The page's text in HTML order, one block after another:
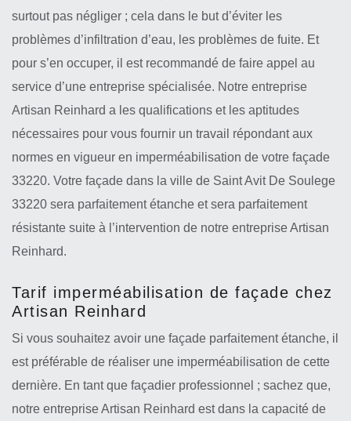
surtout pas négliger ; cela dans le but d’éviter les
problèmes d’infiltration d’eau, les problèmes de fuite. Et
pour s’en occuper, il est recommandé de faire appel au
service d’une entreprise spécialisée. Notre entreprise
Artisan Reinhard a les qualifications et les aptitudes
nécessaires pour vous fournir un travail répondant aux
normes en vigueur en imperméabilisation de votre façade
33220. Votre façade dans la ville de Saint Avit De Soulege
33220 sera parfaitement étanche et sera parfaitement
résistante suite à l’intervention de notre entreprise Artisan
Reinhard.
Tarif imperméabilisation de façade chez
Artisan Reinhard
Si vous souhaitez avoir une façade parfaitement étanche, il
est préférable de réaliser une imperméabilisation de cette
dernière. En tant que façadier professionnel ; sachez que,
notre entreprise Artisan Reinhard est dans la capacité de